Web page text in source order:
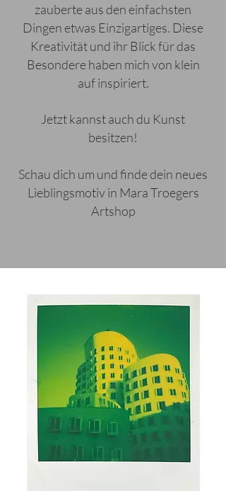
zauberte aus den einfachsten
Dingen etwas Einzigartiges. Diese
Kreativität und ihr Blick für das
Besondere haben mich von klein
auf inspiriert.
Jetzt kannst auch du Kunst
besitzen!
Schau dich um und finde dein neues
Lieblingsmotiv in Mara Troegers
Artshop